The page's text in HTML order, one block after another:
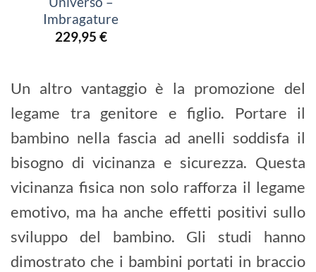
Imbragature
229,95 €
Un altro vantaggio è la promozione del
legame tra genitore e figlio. Portare il
bambino nella fascia ad anelli soddisfa il
bisogno di vicinanza e sicurezza. Questa
vicinanza fisica non solo rafforza il legame
emotivo, ma ha anche effetti positivi sullo
sviluppo del bambino. Gli studi hanno
dimostrato che i bambini portati in braccio